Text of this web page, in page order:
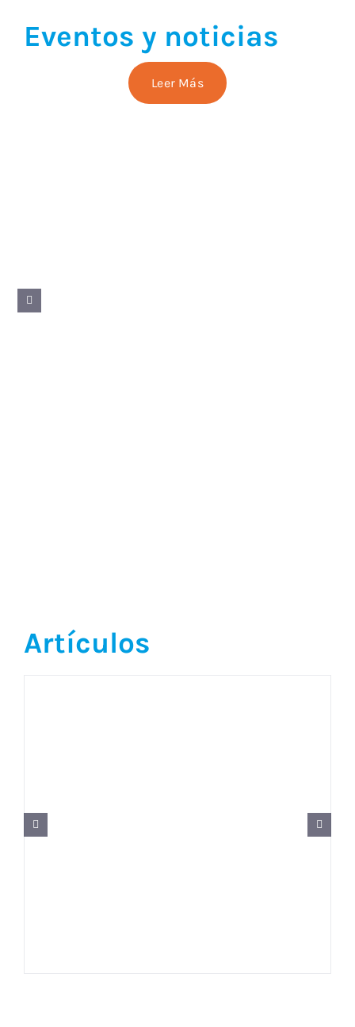
Eventos y noticias
Leer Más
Artículos